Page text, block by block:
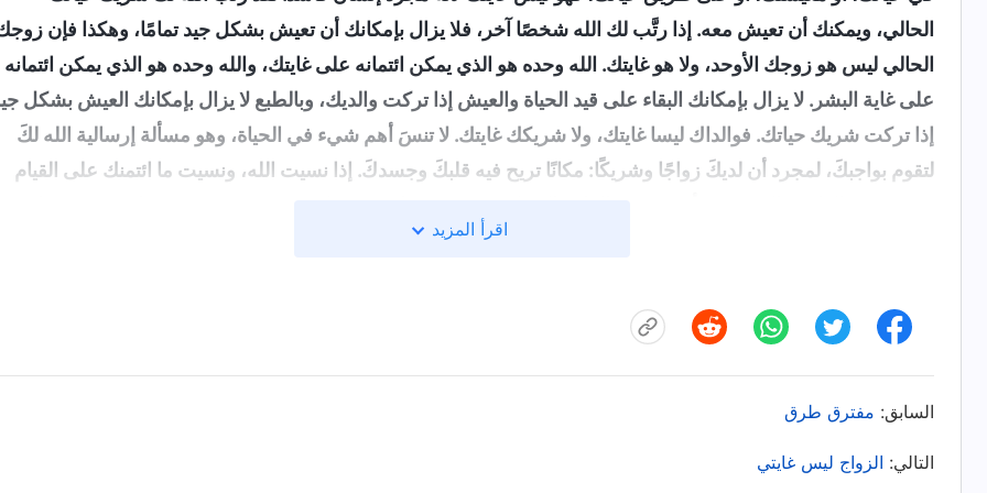
الحالي، ويمكنك أن تعيش معه. إذا رتَّب لك الله شخصًا آخر، فلا يزال بإمكانك أن تعيش بشكل جيد تمامًا، وهكذا فإن
الحالي ليس هو زوجك الأوحد، ولا هو غايتك. الله وحده هو الذي يمكن ائتمانه على غايتك، والله وحده هو الذي يمكن ائتمانه
على غاية البشر. لا يزال بإمكانك البقاء على قيد الحياة والعيش إذا تركت والديك، وبالطبع لا يزال بإمكانك العيش بشكل
إذا تركت شريك حياتك. فوالداك ليسا غايتك، ولا شريكك غايتك. لا تنسَ أهم شيء في الحياة، وهو مسألة إرسالية الله لكَ
لتقوم بواجبكَ، لمجرد أن لديكَ زواجًا وشريكًا: مكانًا تريح فيه قلبكَ وجسدكَ. إذا نسيت الله، ونسيت ما ائتمنك على القيام
. من كلمات الله، فهمت أنَّ كلًا من الزواج والأسرة والأبناء
بعضهم بعضًا ليعيشوا حياة أفضل، لا ليتخذ الناس من أزواجهم غاية لحياتهم، أو يتخذوا من الحفاظ على الأسرة أو الزواج
هدفًا لحياتهم. لكنني لم أفهم الحق، واعتقدت أن شريكة حياتي هي غايتي وأن السعادة في الزواج هي هدفي الذي
إليه في الحياة. ولأنني افتقرت إلى حب والديّ ودفء الأسرة عندما كنت طفلًا، فعندما كبرت، تقت إلى دفء الأسرة
وسعادتها. بعد الزواج من زوجتي، اختبرت حب زوجتي لي والسعادة والفرح اللذين جلبتهما لي طفلتي، وأصبحت أكثر
اقتناعًا بأن الحصول على أسرة مثالية شيء رائع. لذلك، عندما سمعت أن زوجتي تريد رفع دعوى طلاق، تحطم قلبي،
اقرأ المزيد
السابق: مفترق طرق
التالي: الزواج ليس غايتي